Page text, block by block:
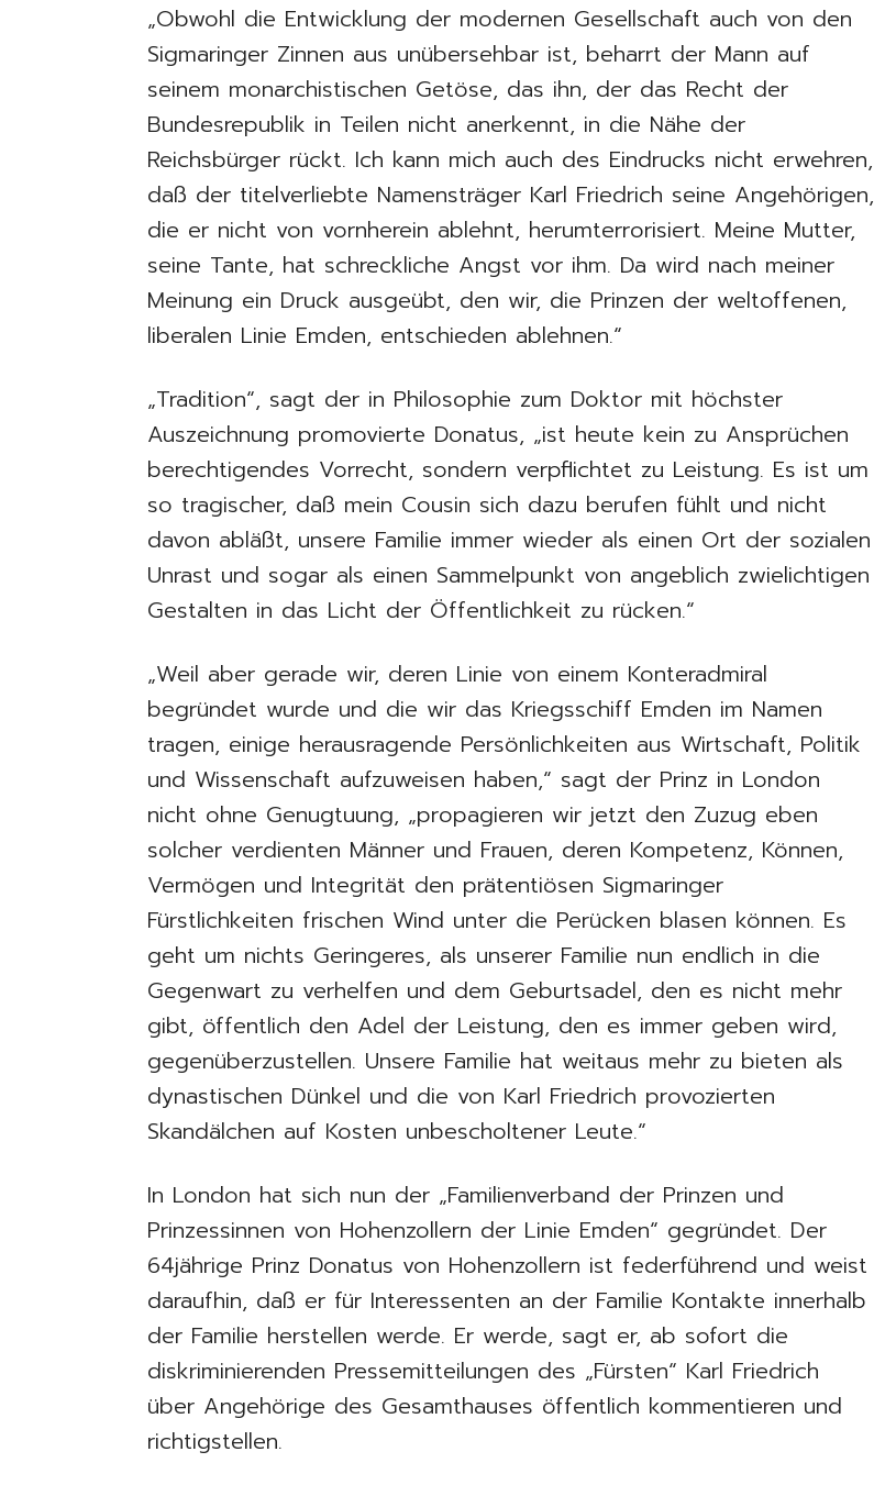
„Obwohl die Entwicklung der modernen Gesellschaft auch von den
Sigmaringer Zinnen aus unübersehbar ist, beharrt der Mann auf
seinem monarchistischen Getöse, das ihn, der das Recht der
Bundesrepublik in Teilen nicht anerkennt, in die Nähe der
Reichsbürger rückt. Ich kann mich auch des Eindrucks nicht erwehren,
daß der titelverliebte Namensträger Karl Friedrich seine Angehörigen,
die er nicht von vornherein ablehnt, herumterrorisiert. Meine Mutter,
seine Tante, hat schreckliche Angst vor ihm. Da wird nach meiner
Meinung ein Druck ausgeübt, den wir, die Prinzen der weltoffenen,
liberalen Linie Emden, entschieden ablehnen.“
„Tradition“, sagt der in Philosophie zum Doktor mit höchster
Auszeichnung promovierte Donatus, „ist heute kein zu Ansprüchen
berechtigendes Vorrecht, sondern verpflichtet zu Leistung. Es ist um
so tragischer, daß mein Cousin sich dazu berufen fühlt und nicht
davon abläßt, unsere Familie immer wieder als einen Ort der sozialen
Unrast und sogar als einen Sammelpunkt von angeblich zwielichtigen
Gestalten in das Licht der Öffentlichkeit zu rücken.“
„Weil aber gerade wir, deren Linie von einem Konteradmiral
begründet wurde und die wir das Kriegsschiff Emden im Namen
tragen, einige herausragende Persönlichkeiten aus Wirtschaft, Politik
und Wissenschaft aufzuweisen haben,“ sagt der Prinz in London
nicht ohne Genugtuung, „propagieren wir jetzt den Zuzug eben
solcher verdienten Männer und Frauen, deren Kompetenz, Können,
Vermögen und Integrität den prätentiösen Sigmaringer
Fürstlichkeiten frischen Wind unter die Perücken blasen können. Es
geht um nichts Geringeres, als unserer Familie nun endlich in die
Gegenwart zu verhelfen und dem Geburtsadel, den es nicht mehr
gibt, öffentlich den Adel der Leistung, den es immer geben wird,
gegenüberzustellen. Unsere Familie hat weitaus mehr zu bieten als
dynastischen Dünkel und die von Karl Friedrich provozierten
Skandälchen auf Kosten unbescholtener Leute.“
In London hat sich nun der „Familienverband der Prinzen und
Prinzessinnen von Hohenzollern der Linie Emden“ gegründet. Der
64jährige Prinz Donatus von Hohenzollern ist federführend und weist
daraufhin, daß er für Interessenten an der Familie Kontakte innerhalb
der Familie herstellen werde. Er werde, sagt er, ab sofort die
diskriminierenden Pressemitteilungen des „Fürsten“ Karl Friedrich
über Angehörige des Gesamthauses öffentlich kommentieren und
richtigstellen.